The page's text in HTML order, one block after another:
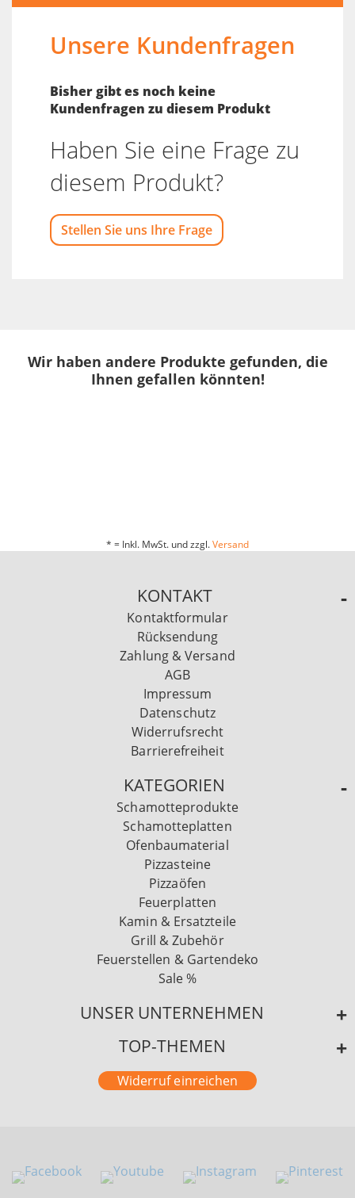
Unsere Kundenfragen
Bisher gibt es noch keine
Kundenfragen zu diesem Produkt
Haben Sie eine Frage zu
diesem Produkt?
Stellen Sie uns Ihre Frage
Wir haben andere Produkte gefunden, die
Ihnen gefallen könnten!
* = Inkl. MwSt. und zzgl.Versand
KONTAKT
Kontaktformular
Rücksendung
Zahlung & Versand
AGB
Impressum
Datenschutz
Widerrufsrecht
Barrierefreiheit
KATEGORIEN
Schamotteprodukte
Schamotteplatten
Ofenbaumaterial
Pizzasteine
Pizzaöfen
Feuerplatten
Kamin & Ersatzteile
Grill & Zubehör
Feuerstellen & Gartendeko
Sale %
UNSER UNTERNEHMEN
TOP-THEMEN
Widerruf einreichen